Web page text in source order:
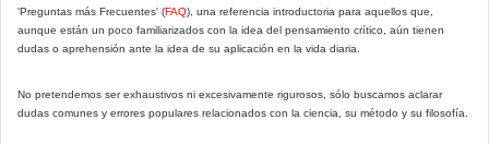
'Preguntas más Frecuentes' (FAQ), una referencia introductoria para aquellos que,
aunque están un poco familiarizados con la idea del pensamiento crítico, aún tienen
dudas o aprehensión ante la idea de su aplicación en la vida diaria.
No pretendemos ser exhaustivos ni excesivamente rigurosos, sólo buscamos aclarar
dudas comunes y errores populares relacionados con la ciencia, su método y su filosofía.